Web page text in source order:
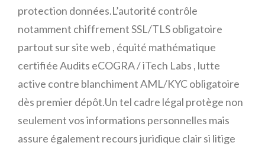
protection données.L’autorité contrôle
notamment chiffrement SSL/TLS obligatoire
partout sur site web , équité mathématique
certifiée Audits eCOGRA / iTech Labs , lutte
active contre blanchiment AML/KYC obligatoire
dès premier dépôt.Un tel cadre légal protège non
seulement vos informations personnelles mais
assure également recours juridique clair si litige